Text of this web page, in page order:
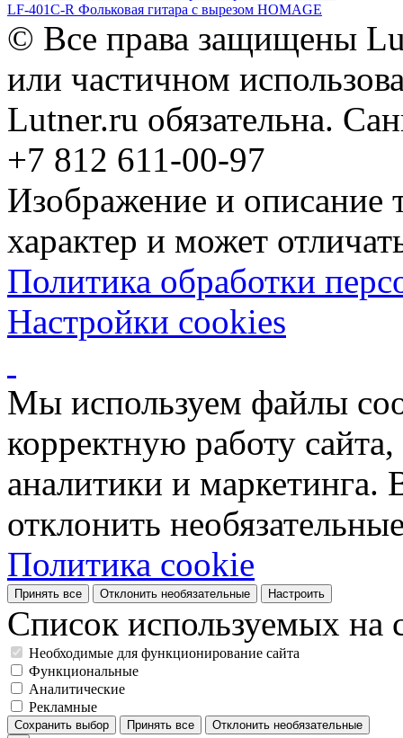
LF-401C-R Фольковая гитара с вырезом HOMAGE
© Все права защищены
или частичном
Lutner.ru обязательна.
+7 812 611-00-97
Изображение и описание
характер и может
Политика обработки
Настройки cookies
Мы используем файлы
корректную работу
аналитики и
отклонить
Политика cookie
Принять все Отклонить необязательные Настроить
Список используемых на
Необходимые для функционирование сайта
Функциональные
Аналитические
Рекламные
Сохранить выбор Принять все Отклонить необязательные